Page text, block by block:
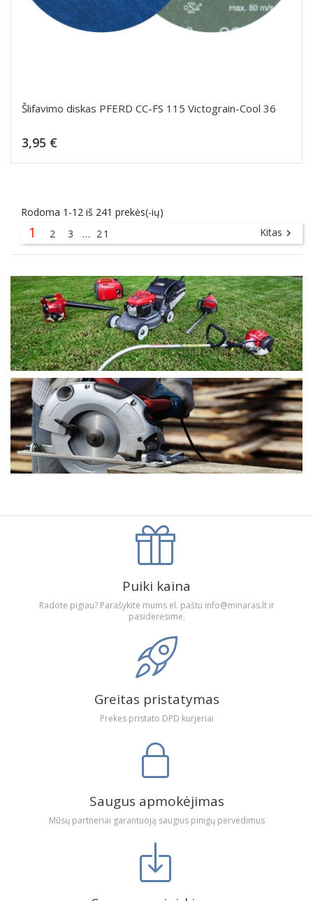
Šlifavimo diskas PFERD CC-FS 115 Victograin-Cool 36
3,95 €
Rodoma 1-12 iš 241 prekės(-ių)
1 2 3 … 21 Kitas 
Puiki kaina
Radote pigiau? Parašykite mums el. paštu info@minaras.lt ir
pasiderėsime.
Greitas pristatymas
Prekes pristato DPD kurjeriai
Saugus apmokėjimas
Mūsų partneriai garantuoją saugius pinigų pervedimus